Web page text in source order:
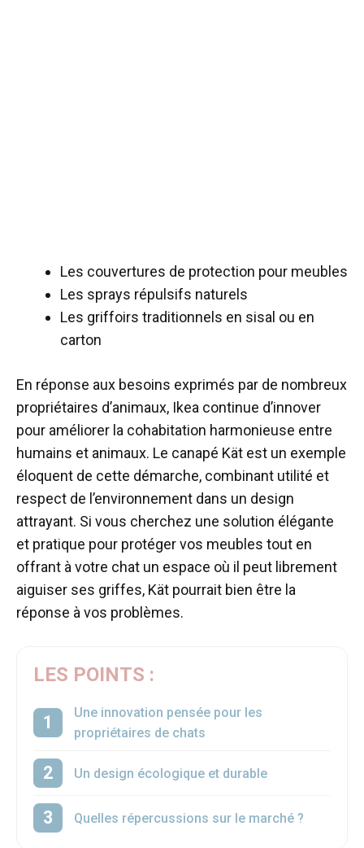
Les couvertures de protection pour meubles
Les sprays répulsifs naturels
Les griffoirs traditionnels en sisal ou en
carton
En réponse aux besoins exprimés par de nombreux
propriétaires d’animaux, Ikea continue d’innover
pour améliorer la cohabitation harmonieuse entre
humains et animaux. Le canapé Kät est un exemple
éloquent de cette démarche, combinant utilité et
respect de l’environnement dans un design
attrayant. Si vous cherchez une solution élégante
et pratique pour protéger vos meubles tout en
offrant à votre chat un espace où il peut librement
aiguiser ses griffes, Kät pourrait bien être la
réponse à vos problèmes.
LES POINTS :
Une innovation pensée pour les
propriétaires de chats
Un design écologique et durable
Quelles répercussions sur le marché ?